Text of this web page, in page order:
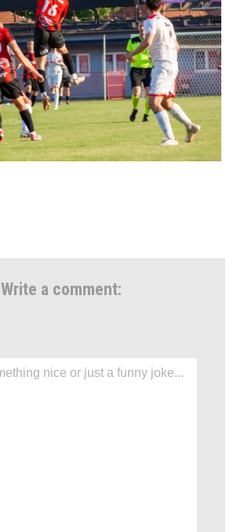
Write a comment: